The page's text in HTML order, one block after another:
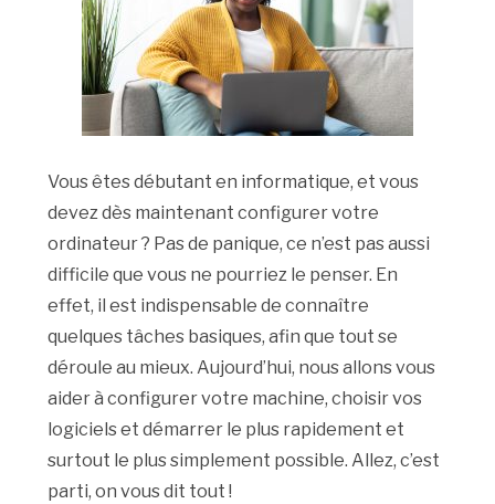
Vous êtes débutant en informatique, et vous
devez dès maintenant configurer votre
ordinateur ? Pas de panique, ce n’est pas aussi
difficile que vous ne pourriez le penser. En
effet, il est indispensable de connaître
quelques tâches basiques, afin que tout se
déroule au mieux. Aujourd’hui, nous allons vous
aider à configurer votre machine, choisir vos
logiciels et démarrer le plus rapidement et
surtout le plus simplement possible. Allez, c’est
parti, on vous dit tout !